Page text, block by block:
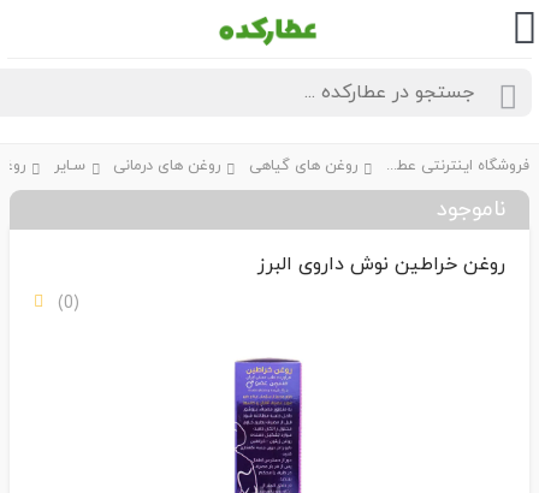
فروشگاه اینترنتی عطارکده روغن های گیاهی روغن های درمانی سـایر
ناموجود
روغن خراطین نوش داروی البرز